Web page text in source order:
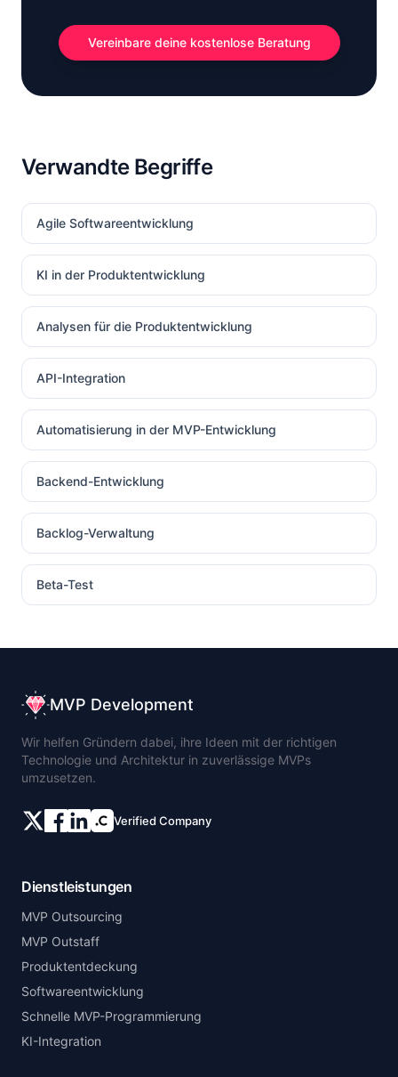
Vereinbare deine kostenlose Beratung
Verwandte Begriffe
Agile Softwareentwicklung
KI in der Produktentwicklung
Analysen für die Produktentwicklung
API-Integration
Automatisierung in der MVP-Entwicklung
Backend-Entwicklung
Backlog-Verwaltung
Beta-Test
MVP Development
Wir helfen Gründern dabei, ihre Ideen mit der richtigen
Technologie und Architektur in zuverlässige MVPs
umzusetzen.
Verified Company
Dienstleistungen
MVP Outsourcing
MVP Outstaff
Produktentdeckung
Softwareentwicklung
Schnelle MVP-Programmierung
KI-Integration